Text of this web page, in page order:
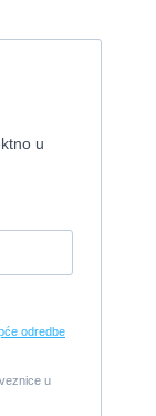
kw
- SNIŽENA
diesel